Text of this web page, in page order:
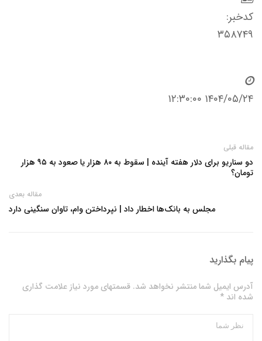
کدخبر:
۳۵۸۷۴۹
۱۴۰۴/۰۵/۲۴ ۱۲:۳۰:۰۰
مقاله قبلی
دو سناریو برای دلار هفته آینده | سقوط به ۸۰ هزار یا صعود به ۹۵ هزار
تومان؟
مقاله بعدی
مجلس به بانک‌ها اخطار داد | نپرداختن وام، تاوان سنگینی دارد
پیام بگذارید
آدرس ایمیل شما منتشر نخواهد شد. قسمتهای مورد نیاز علامت گذاری
شده اند *